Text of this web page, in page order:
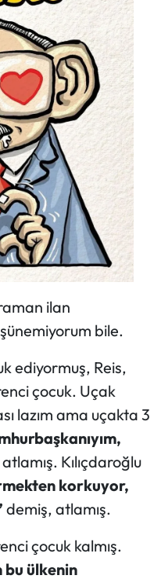
ilan
bile.
ediyormuş, Reis,
çocuk. Uçak
lazım ama uçakta 3
Kılıçdaroğlu
korkuyor,
demiş, atlamış.
çocuk kalmış.
bu ülkenin